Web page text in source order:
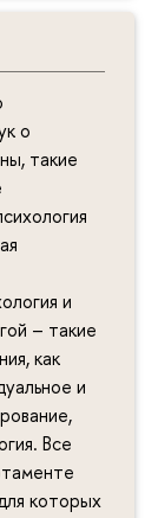
о
такие
и
– такие
как
и
Все
которых